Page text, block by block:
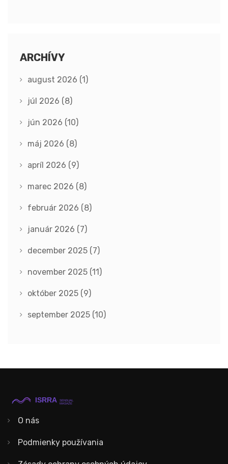
ARCHÍVY
august 2026 (1)
júl 2026 (8)
jún 2026 (10)
máj 2026 (8)
apríl 2026 (9)
marec 2026 (8)
február 2026 (8)
január 2026 (7)
december 2025 (7)
november 2025 (11)
október 2025 (9)
september 2025 (10)
O nás
Podmienky používania